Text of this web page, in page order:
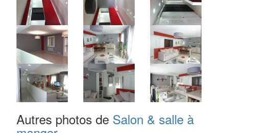
Autres photos de Salon & salle à